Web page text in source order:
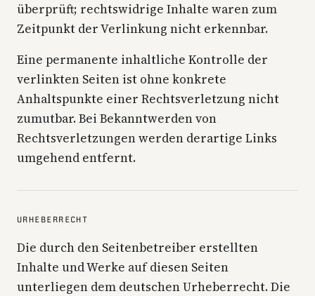
überprüft; rechtswidrige Inhalte waren zum
Zeitpunkt der Verlinkung nicht erkennbar.
Eine permanente inhaltliche Kontrolle der
verlinkten Seiten ist ohne konkrete
Anhaltspunkte einer Rechtsverletzung nicht
zumutbar. Bei Bekanntwerden von
Rechtsverletzungen werden derartige Links
umgehend entfernt.
URHEBERRECHT
Die durch den Seitenbetreiber erstellten
Inhalte und Werke auf diesen Seiten
unterliegen dem deutschen Urheberrecht. Die